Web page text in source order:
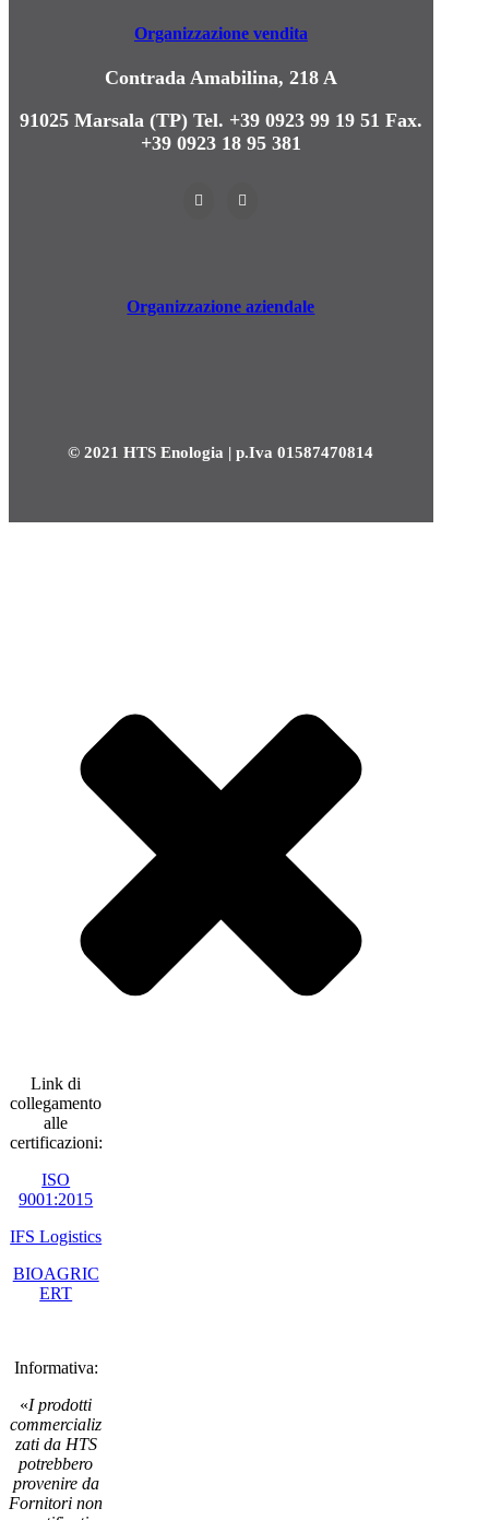
Organizzazione vendita
Contrada Amabilina, 218 A
91025 Marsala (TP)Tel. +39 0923 99 19 51 Fax.
+39 0923 18 95 381
Organizzazione aziendale
© 2021 HTS Enologia | p.Iva 01587470814
Link di
collegamento
alle
certificazioni:
ISO
9001:2015
IFS Logistics
BIOAGRIC
ERT
Informativa:
«I prodotti
commercializ
zati da HTS
potrebbero
provenire da
Fornitori non